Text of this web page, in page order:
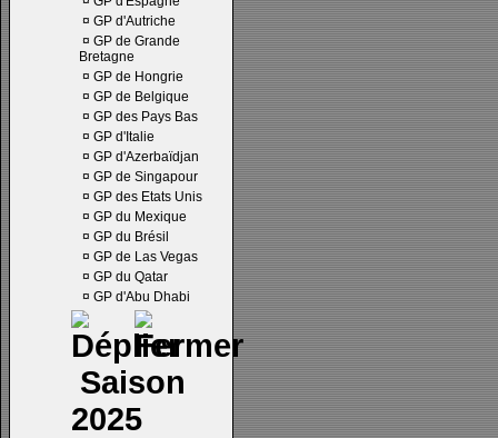
¤ GP d'Autriche
¤ GP de Grande
Bretagne
¤ GP de Hongrie
¤ GP de Belgique
¤ GP des Pays Bas
¤ GP d'Italie
¤ GP d'Azerbaïdjan
¤ GP de Singapour
¤ GP des Etats Unis
¤ GP du Mexique
¤ GP du Brésil
¤ GP de Las Vegas
¤ GP du Qatar
¤ GP d'Abu Dhabi
Saison
2025